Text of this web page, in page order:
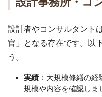
設計者やコンサルタント
官」となる存在です。以
う。
実績：大規模修繕の経
規模や内容を確認しま